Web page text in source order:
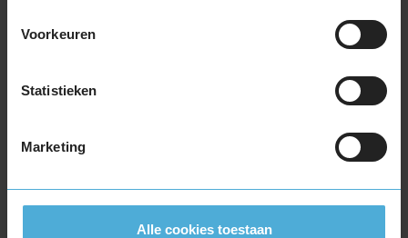
Voorkeuren
Statistieken
Marketing
Alle cookies toestaan
215/40R17 87V EXTRALOAD
215/45R17 91W EXTRALOAD
215/55R17 94V
215/55R17 98W EXTRALOAD